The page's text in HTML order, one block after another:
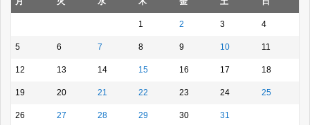
1 2 3 4
5 6 7 8 9 10 11
12 13 14 15 16 17 18
19 20 21 22 23 24 25
26 27 28 29 30 31